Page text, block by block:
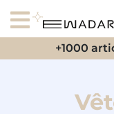
+1000